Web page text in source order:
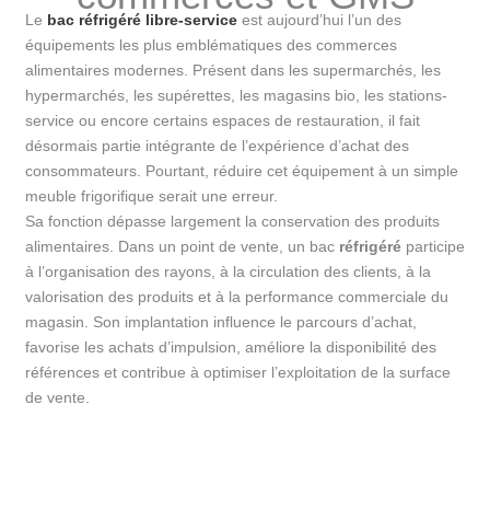
Le bac réfrigéré libre-serviceest aujourd’hui l’un des
équipements les plus emblématiques des commerces
alimentaires modernes. Présent dans les supermarchés, les
hypermarchés, les supérettes, les magasins bio, les stations-
service ou encore certains espaces de restauration, il fait
désormais partie intégrante de l’expérience d’achat des
consommateurs. Pourtant, réduire cet équipement à un simple
meuble frigorifique serait une erreur.
Sa fonction dépasse largement la conservation des produits
alimentaires. Dans un point de vente, un bacréfrigéréparticipe
à l’organisation des rayons, à la circulation des clients, à la
valorisation des produits et à la performance commerciale du
magasin. Son implantation influence le parcours d’achat,
favorise les achats d’impulsion, améliore la disponibilité des
références et contribue à optimiser l’exploitation de la surface
de vente.